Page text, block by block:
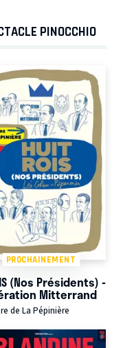
PINOCCHIO
PROCHAINEMENT
(Nos Présidents) -
Mitterrand
de La Pépinière